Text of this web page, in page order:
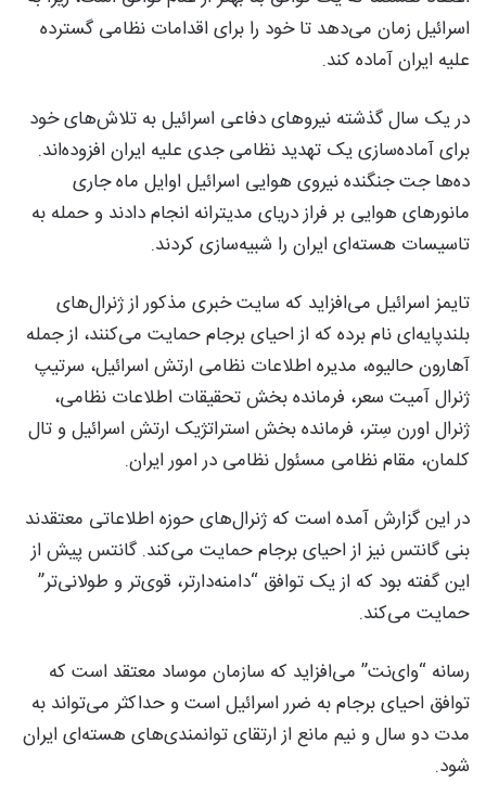
اسرائیل زمان می‌دهد تا خود را برای اقدامات نظامی گسترده
علیه ایران آماده کند.
در یک سال گذشته نیروهای دفاعی اسرائیل به تلاش‌های خود
برای آماده‌سازی یک تهدید نظامی جدی علیه ایران افزوده‌اند.
ده‌ها جت جنگنده نیروی هوایی اسرائیل اوایل ماه جاری
مانورهای هوایی بر فراز دریای مدیترانه انجام دادند و حمله به
تاسیسات هسته‌ای ایران را شبیه‌سازی کردند.
تایمز اسرائیل می‌افزاید که سایت خبری مذکور از ژنرال‌های
بلندپایه‌ای نام برده که از احیای برجام حمایت می‌کنند، از جمله
آهارون حالیوه، مدیره اطلاعات نظامی ارتش اسرائیل، سرتیپ
ژنرال آمیت سعر، فرمانده بخش تحقیقات اطلاعات نظامی،
ژنرال اورن سِتر، فرمانده بخش استراتژیک ارتش اسرائیل و تال
کلمان، مقام نظامی مسئول نظامی در امور ایران.
در این گزارش آمده است که ژنرال‌های حوزه اطلاعاتی معتقدند
بنی گانتس نیز از احیای برجام حمایت می‌کند. گانتس پیش از
این گفته بود که از یک توافق “دامنه‌دارتر، قوی‌تر و طولانی‌تر”
حمایت می‌کند.
رسانه “وای‌نت” می‌افزاید که سازمان موساد معتقد است که
توافق احیای برجام به ضرر اسرائیل است و حداکثر می‌تواند به
مدت دو سال و نیم مانع از ارتقای توانمندی‌های هسته‌ای ایران
شود.